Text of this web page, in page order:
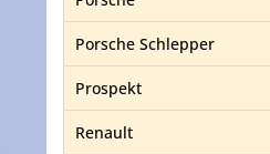
Porsche Schlepper
Prospekt
Renault